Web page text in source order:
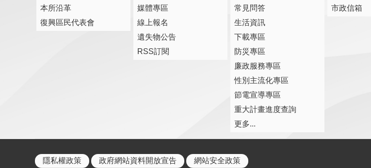
本所沿革
復興區民代表會
媒體專區
線上報名
遺失物公告
RSS訂閱
常見問答
生活資訊
下載專區
防災專區
廉政服務專區
性別主流化專區
節電宣導專區
重大計畫進度查詢
更多...
市政信箱
隱私權政策 政府網站資料開放宣告 網站安全政策